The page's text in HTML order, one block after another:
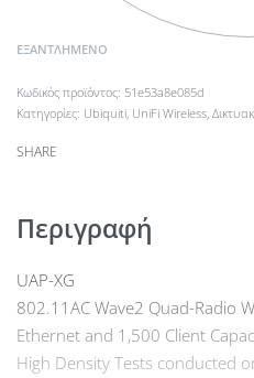
ΕΞΑΝΤΛΗΜΈΝΟ
51e53a8e085d
Κατηγορίες: Ubiquiti, UniFi Wireless,
SHARE
Περιγραφή
UAP-XG
802.11AC Wave2 Quad-Radio
Ethernet and 1,500 Client
High Density Tests conducted